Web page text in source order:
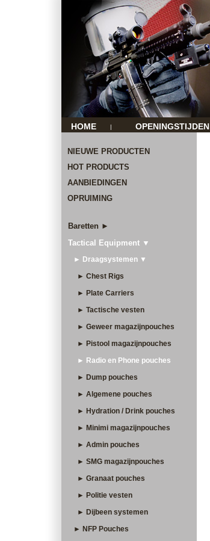
HOME | OPENINGSTIJDEN
NIEUWE PRODUCTEN
HOT PRODUCTS
AANBIEDINGEN
OPRUIMING
Baretten ►
Tactical Equipment ▼
► Draagsystemen ▼
► Chest Rigs
► Plate Carriers
► Tactische vesten
► Geweer magazijnpouches
► Pistool magazijnpouches
► Radio en Phone pouches
► Dump pouches
► Algemene pouches
► Hydration / Drink pouches
► Minimi magazijnpouches
► Admin pouches
► SMG magazijnpouches
► Granaat pouches
► Politie vesten
► Dijbeen systemen
► NFP Pouches